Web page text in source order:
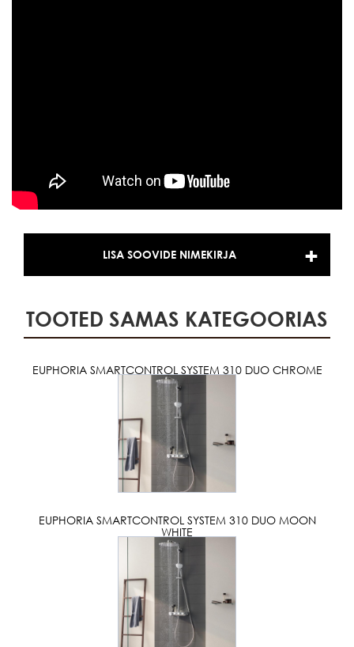
LISA SOOVIDE NIMEKIRJA
TOOTED SAMAS KATEGOORIAS
EUPHORIA SMARTCONTROL SYSTEM 310 DUO CHROME
EUPHORIA SMARTCONTROL SYSTEM 310 DUO MOON
WHITE